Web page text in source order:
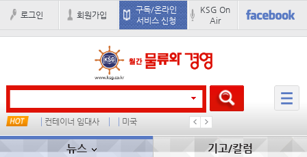
로그인 회원가입
구독/온라인
서비스 신청
KSG On
Air
컨테이너 임대사 미국 배
뉴스 기고/칼럼